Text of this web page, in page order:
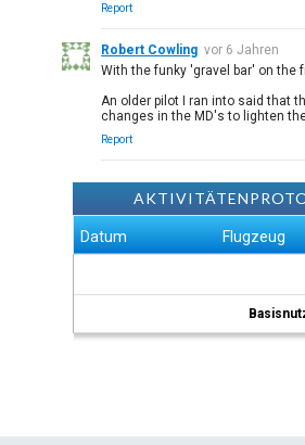
Report
Robert Cowling vor 6 Jahren
With the funky 'gravel bar' on the
An older pilot I ran into said that
changes in the MD's to lighten
Report
Datum Flugzeug